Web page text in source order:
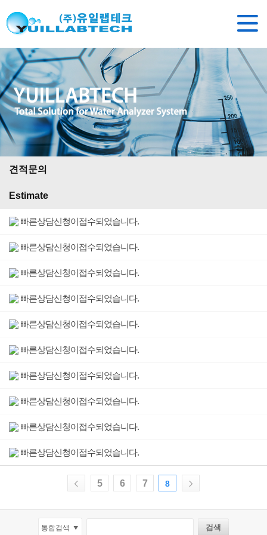
견적문의
Estimate
빠른상담신청이접수되었습니다.
빠른상담신청이접수되었습니다.
빠른상담신청이접수되었습니다.
빠른상담신청이접수되었습니다.
빠른상담신청이접수되었습니다.
빠른상담신청이접수되었습니다.
빠른상담신청이접수되었습니다.
빠른상담신청이접수되었습니다.
빠른상담신청이접수되었습니다.
빠른상담신청이접수되었습니다.
5 6 7 8